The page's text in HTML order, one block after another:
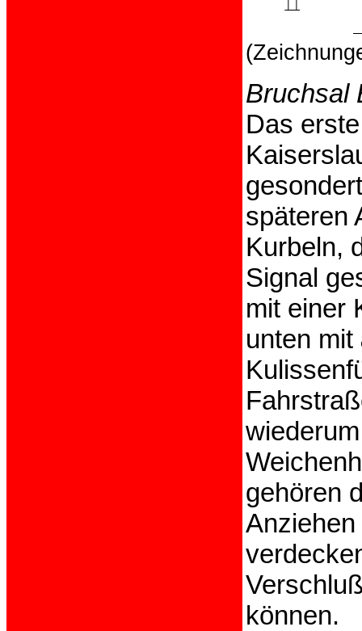
Bruchsal
Das
späteren
Kurbeln,
Signal
mit einer
unten mit
gehören
können.